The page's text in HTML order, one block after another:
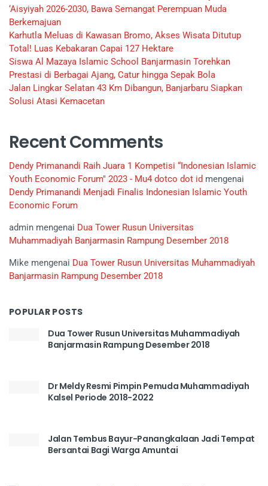
‘Aisyiyah 2026-2030, Bawa Semangat Perempuan Muda
Berkemajuan
Karhutla Meluas di Kawasan Bromo, Akses Wisata Ditutup
Total! Luas Kebakaran Capai 127 Hektare
Siswa Al Mazaya Islamic School Banjarmasin Torehkan
Prestasi di Berbagai Ajang, Catur hingga Sepak Bola
Jalan Lingkar Selatan 43 Km Dibangun, Banjarbaru Siapkan
Solusi Atasi Kemacetan
Recent Comments
Dendy Primanandi Raih Juara 1 Kompetisi “Indonesian Islamic
Youth Economic Forum" 2023 - Mu4 dotco dot id mengenai
Dendy Primanandi Menjadi Finalis Indonesian Islamic Youth
Economic Forum
admin mengenai Dua Tower Rusun Universitas
Muhammadiyah Banjarmasin Rampung Desember 2018
Mike mengenai Dua Tower Rusun Universitas Muhammadiyah
Banjarmasin Rampung Desember 2018
POPULAR POSTS
Dua Tower Rusun Universitas Muhammadiyah
Banjarmasin Rampung Desember 2018
Dr Meldy Resmi Pimpin Pemuda Muhammadiyah
Kalsel Periode 2018-2022
Jalan Tembus Bayur-Panangkalaan Jadi Tempat
Bersantai Bagi Warga Amuntai